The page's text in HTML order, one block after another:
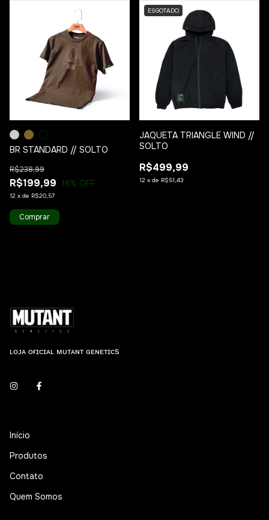
BR STANDARD // SOLTO
R$199,99
R$238,99
16% OFF
12 x de R$20,57
Comprar
ESGOTADO
JAQUETA TRIANGLE WIND //
SOLTO
R$499,99
12 x de R$51,43
ʟᴏᴊᴀ ᴏғɪᴄɪᴀʟ ᴍᴜᴛᴀɴᴛ ɢᴇɴᴇᴛɪᴄs
Início
Produtos
Contato
Quem Somos